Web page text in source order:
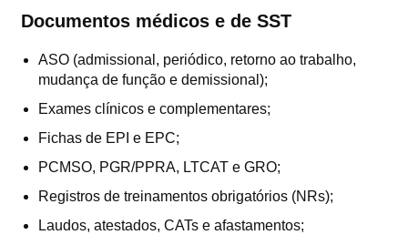
Documentos médicos e de SST
ASO (admissional, periódico, retorno ao trabalho,
mudança de função e demissional);
Exames clínicos e complementares;
Fichas de EPI e EPC;
PCMSO, PGR/PPRA, LTCAT e GRO;
Registros de treinamentos obrigatórios (NRs);
Laudos, atestados, CATs e afastamentos;